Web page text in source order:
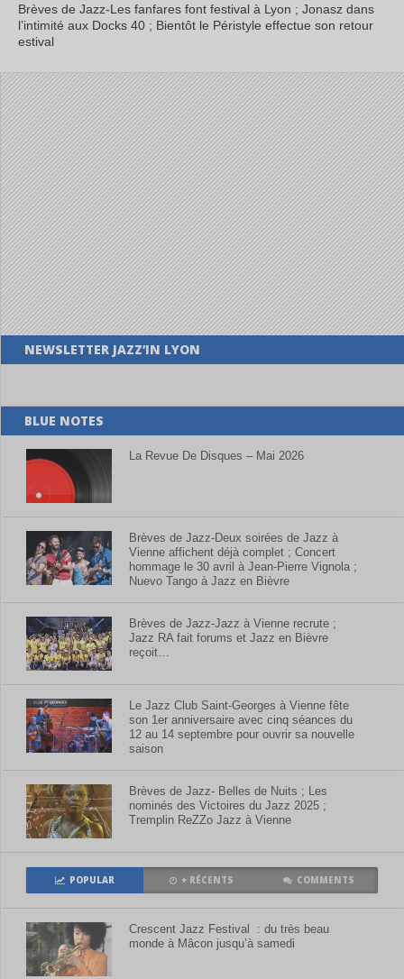
Brèves de Jazz-Les fanfares font festival à Lyon ; Jonasz dans
l’intimité aux Docks 40 ; Bientôt le Péristyle effectue son retour
estival
NEWSLETTER JAZZ’IN LYON
BLUE NOTES
La Revue De Disques – Mai 2026
Brèves de Jazz-Deux soirées de Jazz à
Vienne affichent déjà complet ; Concert
hommage le 30 avril à Jean-Pierre Vignola ;
Nuevo Tango à Jazz en Bièvre
Brèves de Jazz-Jazz à Vienne recrute ;
Jazz RA fait forums et Jazz en Bièvre
reçoit…
Le Jazz Club Saint-Georges à Vienne fête
son 1er anniversaire avec cinq séances du
12 au 14 septembre pour ouvrir sa nouvelle
saison
Brèves de Jazz- Belles de Nuits ; Les
nominés des Victoires du Jazz 2025 ;
Tremplin ReZZo Jazz à Vienne
POPULAR + RÉCENTS COMMENTS
Crescent Jazz Festival : du très beau
monde à Mâcon jusqu’à samedi